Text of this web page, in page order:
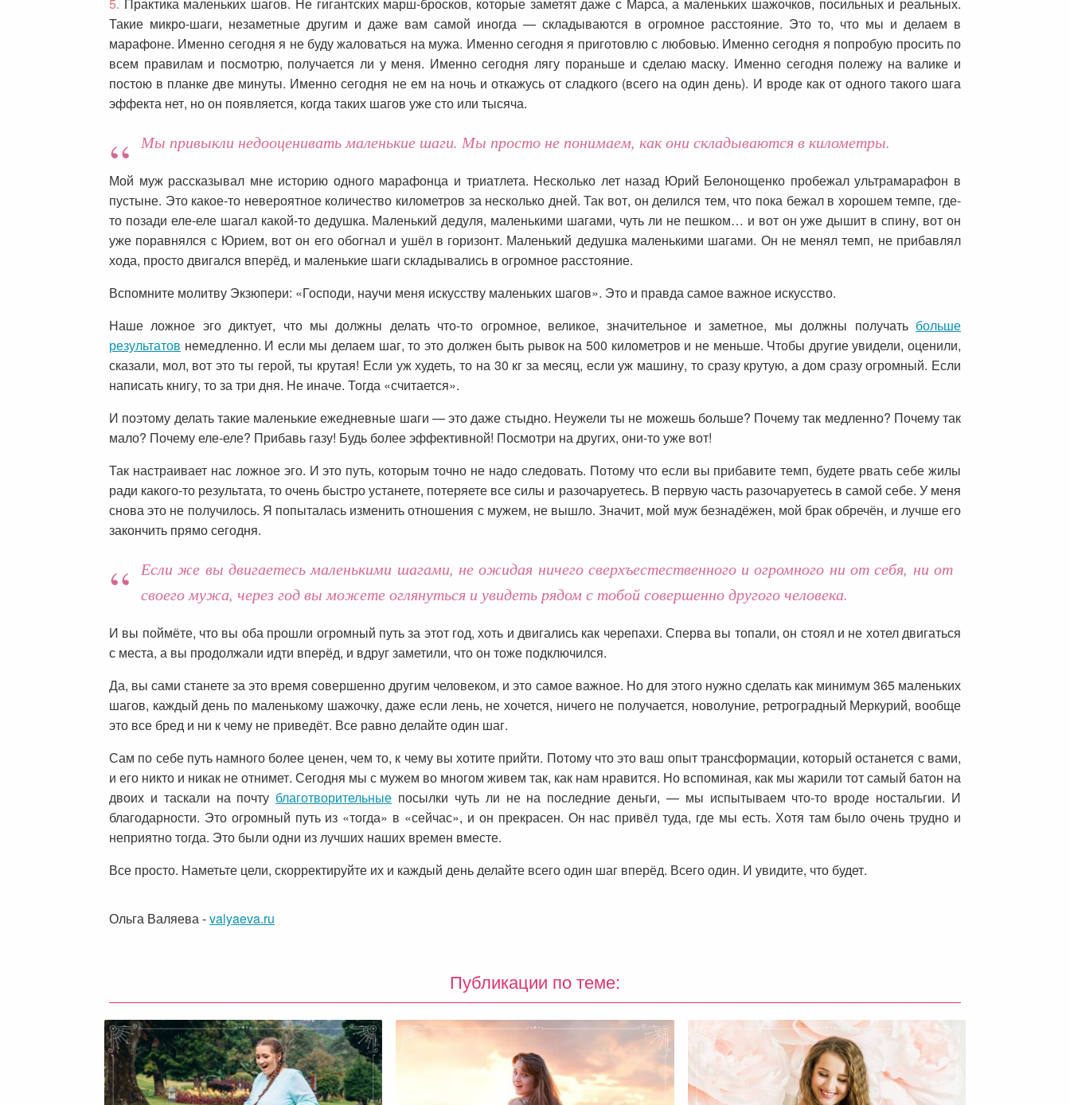
Такие микро-шаги, незаметные другим и даже вам самой иногда — складываются в огромное расстояние. Это то, что мы и делаем в
марафоне. Именно сегодня я не буду жаловаться на мужа. Именно сегодня я приготовлю с любовью. Именно сегодня я попробую просить по
всем правилам и посмотрю, получается ли у меня. Именно сегодня лягу пораньше и сделаю маску. Именно сегодня полежу на валике и
постою в планке две минуты. Именно сегодня не ем на ночь и откажусь от сладкого (всего на один день). И вроде как от одного такого шага
эффекта нет, но он появляется, когда таких шагов уже сто или тысяча.
Мы привыкли недооценивать маленькие шаги. Мы просто не понимаем, как они складываются в километры.
Мой муж рассказывал мне историю одного марафонца и триатлета. Несколько лет назад Юрий Белонощенко пробежал ультрамарафон в
пустыне. Это какое-то невероятное количество километров за несколько дней. Так вот, он делился тем, что пока бежал в хорошем темпе, где-
то позади еле-еле шагал какой-то дедушка. Маленький дедуля, маленькими шагами, чуть ли не пешком… и вот он уже дышит в спину, вот он
уже поравнялся с Юрием, вот он его обогнал и ушёл в горизонт. Маленький дедушка маленькими шагами. Он не менял темп, не прибавлял
хода, просто двигался вперёд, и маленькие шаги складывались в огромное расстояние.
Вспомните молитву Экзюпери: «Господи, научи меня искусству маленьких шагов». Это и правда самое важное искусство.
Наше ложное эго диктует, что мы должны делать что-то огромное, великое, значительное и заметное, мы должны получать больше
результатов немедленно. И если мы делаем шаг, то это должен быть рывок на 500 километров и не меньше. Чтобы другие увидели, оценили,
сказали, мол, вот это ты герой, ты крутая! Если уж худеть, то на 30 кг за месяц, если уж машину, то сразу крутую, а дом сразу огромный. Если
написать книгу, то за три дня. Не иначе. Тогда «считается».
И поэтому делать такие маленькие ежедневные шаги — это даже стыдно. Неужели ты не можешь больше? Почему так медленно? Почему так
мало? Почему еле-еле? Прибавь газу! Будь более эффективной! Посмотри на других, они-то уже вот!
Так настраивает нас ложное эго. И это путь, которым точно не надо следовать. Потому что если вы прибавите темп, будете рвать себе жилы
ради какого-то результата, то очень быстро устанете, потеряете все силы и разочаруетесь. В первую часть разочаруетесь в самой себе. У меня
снова это не получилось. Я попыталась изменить отношения с мужем, не вышло. Значит, мой муж безнадёжен, мой брак обречён, и лучше его
закончить прямо сегодня.
Если же вы двигаетесь маленькими шагами, не ожидая ничего сверхъестественного и огромного ни от себя, ни от
своего мужа, через год вы можете оглянуться и увидеть рядом с тобой совершенно другого человека.
И вы поймёте, что вы оба прошли огромный путь за этот год, хоть и двигались как черепахи. Сперва вы топали, он стоял и не хотел двигаться
с места, а вы продолжали идти вперёд, и вдруг заметили, что он тоже подключился.
Да, вы сами станете за это время совершенно другим человеком, и это самое важное. Но для этого нужно сделать как минимум 365 маленьких
шагов, каждый день по маленькому шажочку, даже если лень, не хочется, ничего не получается, новолуние, ретроградный Меркурий, вообще
это все бред и ни к чему не приведёт. Все равно делайте один шаг.
Сам по себе путь намного более ценен, чем то, к чему вы хотите прийти. Потому что это ваш опыт трансформации, который останется с вами,
и его никто и никак не отнимет. Сегодня мы с мужем во многом живем так, как нам нравится. Но вспоминая, как мы жарили тот самый батон на
двоих и таскали на почту благотворительные посылки чуть ли не на последние деньги, — мы испытываем что-то вроде ностальгии. И
благодарности. Это огромный путь из «тогда» в «сейчас», и он прекрасен. Он нас привёл туда, где мы есть. Хотя там было очень трудно и
неприятно тогда. Это были одни из лучших наших времен вместе.
Все просто. Наметьте цели, скорректируйте их и каждый день делайте всего один шаг вперёд. Всего один. И увидите, что будет.
Ольга Валяева -valyaeva.ru
Публикации по теме: